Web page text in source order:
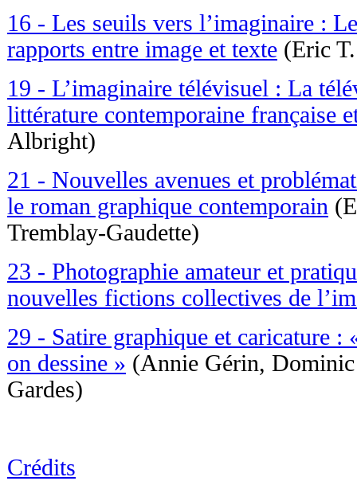
16 - Les seuils vers l’imaginaire :
rapports entre image et texte (Eric
19 - L’imaginaire télévisuel : La
littérature contemporaine française
Albright)
21 - Nouvelles avenues et
le roman graphique contemporain
Tremblay-Gaudette)
23 - Photographie amateur et
nouvelles fictions collectives de
29 - Satire graphique et caricature :
on dessine » (Annie Gérin,
Gardes)
Crédits